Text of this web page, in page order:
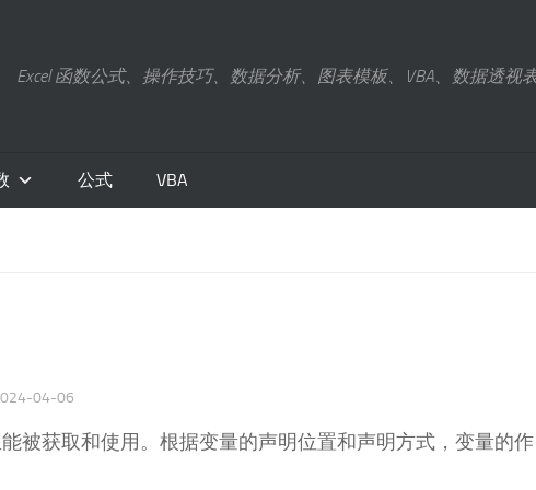
Excel 函数公式、操作技巧、数据分析、图表模板、VBA、数据透视
公式 VBA
04-06
被获取和使用。根据变量的声明位置和声明方式，变量的作